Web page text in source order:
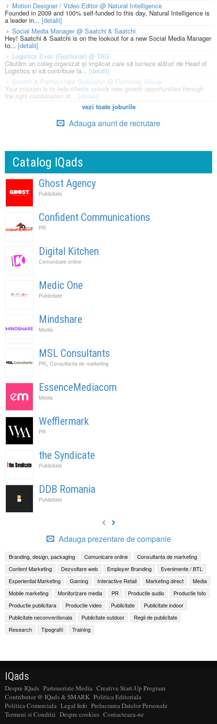
Motion Designer / Video Editor @ Natural Intelligence
Founded in 2009 and 100% self-funded to this day, Natural Intelligence is
a leader in... [detalii]
Social Media Manager @ Saatchi & Saatchi
Hey! Saatchi & Saatchi is on the lookout for a new Social Media Manager
to... [detalii]
Logistics Exec (Gestionar) @ TAG
Căutăm un coleg organizat și implicat care să lucreze alături de Head of
Logistics și să contribuie la... [detalii]
Growth & Partnerships Specialist @ Flaminjoy Group
Your mission is to help clients unlock new growth opportunities through
the right combination of... [detalii]
vezi toate joburile
Adauga anunt de recrutare
Catalog IQads
Ghost Agency
Publicitate
Confident Communications
PR
Digital Kitchen
Comunicare online
Medic One
Publicitate
Mindshare
Media
MSL Consultants
PR, Consultanta de marketing
EssenceMediacom
Media
Wefflermark
PR
the Syndicate
Publicitate
DDB Romania
Publicitate
Adauga prezentare de companie
Branding, design, packaging Comunicare online
Consultanta de marketing
Content Marketing
Dezvoltare web Employer Branding
Evenimente / BTL
Experiential Marketing
Gaming Interactive Retail Marketing direct
Media
Mobile marketing
Monitorizare media PR Productie audio
Productie foto
Productie publicitara
Productie video Publicitate
Publicitate indoor
Publicitate neconventionala
Publicitate outdoor
Regii de publicitate
Research
Tipografii Training
IQads
Despre IQads Parteneriate Media Creative Start-Up Program
Contributor @ IQads & SMARK Politica Editoriala
Politica Comerciala Legal Info Prelucrarea Datelor Personale
Termeni si Conditii Despre cookies Contacteaza-ne